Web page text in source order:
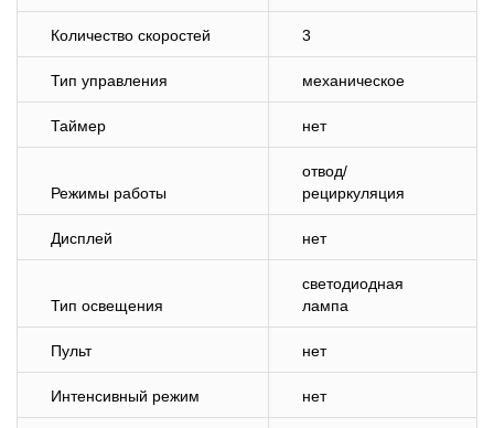
Количество скоростей 3
Тип управления механическое
Таймер нет
Режимы работы
отвод/
рециркуляция
Дисплей нет
Тип освещения
светодиодная
лампа
Пульт нет
Интенсивный режим нет